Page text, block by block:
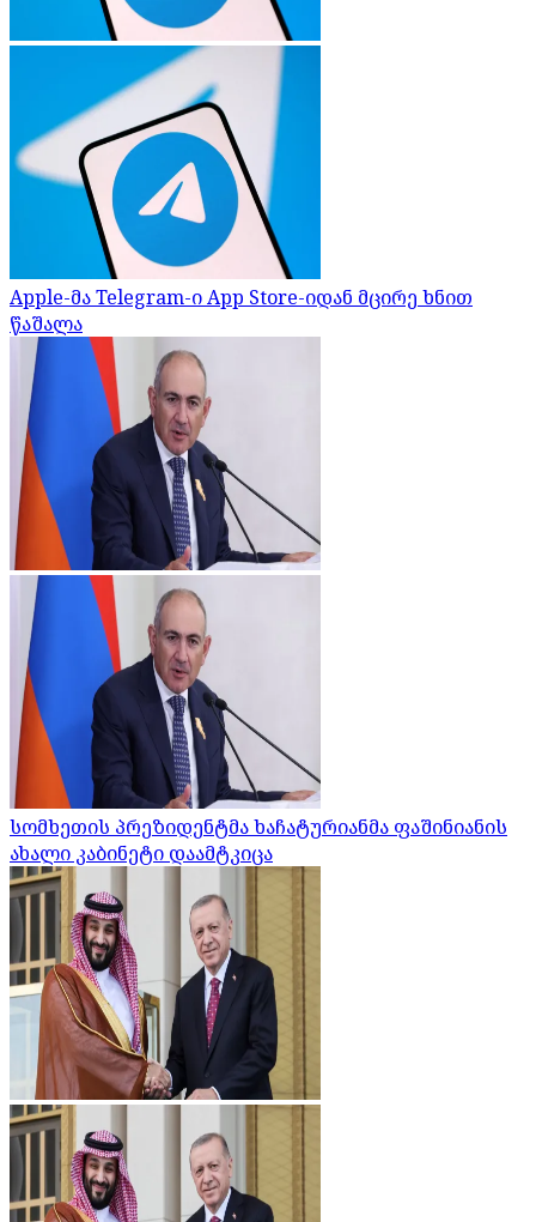
Apple-მა Telegram-ი App Store-იდან მცირე ხნით
წაშალა
სომხეთის პრეზიდენტმა ხაჩატურიანმა ფაშინიანის
ახალი კაბინეტი დაამტკიცა